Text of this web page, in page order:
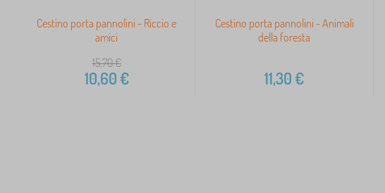
Cestino porta pannolini - Riccio e
amici
15,70€
10,60€
Cestino porta pannolini - Animali
della foresta
11,30€